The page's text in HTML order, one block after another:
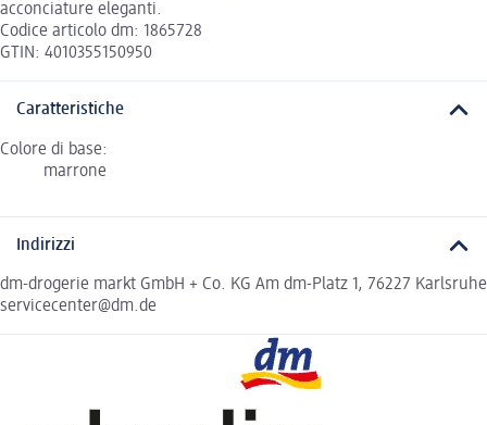
acconciature eleganti.
Codice articolo dm: 1865728
GTIN: 4010355150950
Caratteristiche
Colore di base:
marrone
Indirizzi
dm-drogerie markt GmbH + Co. KG Am dm-Platz 1, 76227 Karlsruhe
servicecenter@dm.de